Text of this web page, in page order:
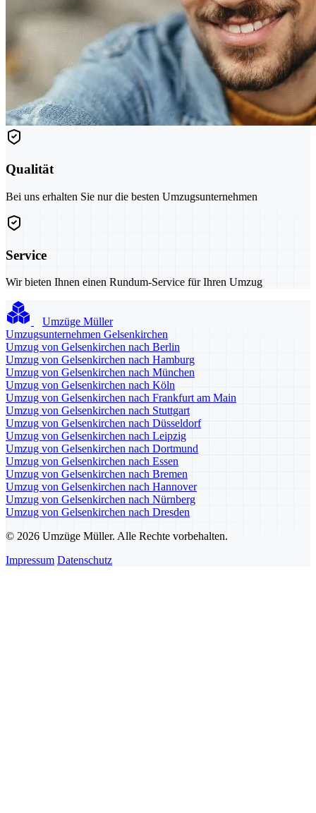
Qualität
Bei uns erhalten Sie nur die besten Umzugsunternehmen
Service
Wir bieten Ihnen einen Rundum-Service für Ihren Umzug
Umzüge Müller
Umzugsunternehmen Gelsenkirchen
Umzug von Gelsenkirchen nach Berlin
Umzug von Gelsenkirchen nach Hamburg
Umzug von Gelsenkirchen nach München
Umzug von Gelsenkirchen nach Köln
Umzug von Gelsenkirchen nach Frankfurt am Main
Umzug von Gelsenkirchen nach Stuttgart
Umzug von Gelsenkirchen nach Düsseldorf
Umzug von Gelsenkirchen nach Leipzig
Umzug von Gelsenkirchen nach Dortmund
Umzug von Gelsenkirchen nach Essen
Umzug von Gelsenkirchen nach Bremen
Umzug von Gelsenkirchen nach Hannover
Umzug von Gelsenkirchen nach Nürnberg
Umzug von Gelsenkirchen nach Dresden
© 2026 Umzüge Müller. Alle Rechte vorbehalten.
Impressum Datenschutz